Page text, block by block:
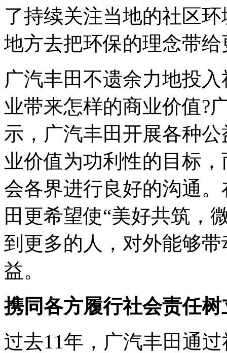
了持续关注当地的社区
地方去把环保的理念带
广汽丰田不遗余力地投
业带来怎样的商业价值?
示，广汽丰田开展各种
业价值为功利性的目标
会各界进行良好的沟通
田更希望使“美好共筑，
到更多的人，对外能够
益。
携同各方履行社会责任
过去11年，广汽丰田通